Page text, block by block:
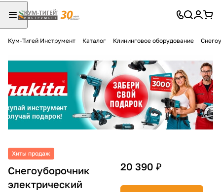
Кум-Тигей Инструмент Каталог Клининговое оборудование
Хиты продаж
Снегоуборочник
электрический
20 390 ₽
Разбейте
оплатуна части
без переплат
График платежей
Сегодня